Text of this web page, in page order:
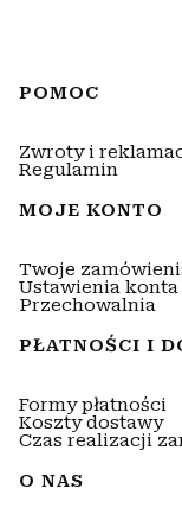
Linki w stopce
POMOC
Zwroty i
Regulamin
MOJE KONTO
Twoje
Ustawienia konta
Przechowalnia
PŁATNOŚCI I
Formy płatności
Koszty dostawy
Czas realizacji
O NAS